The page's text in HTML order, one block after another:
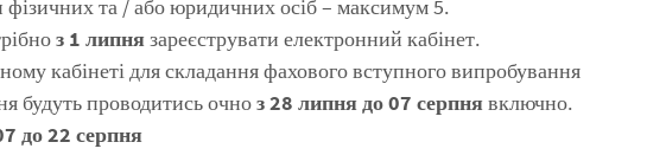
фізичних та / або юридичних осіб – максимум 5.
з 1 липня зареєструвати електронний кабінет.
кабінеті для складання фахового вступного випробування
будуть проводитись очноз 28 липня до 07 серпнявключно.
до 22 серпня